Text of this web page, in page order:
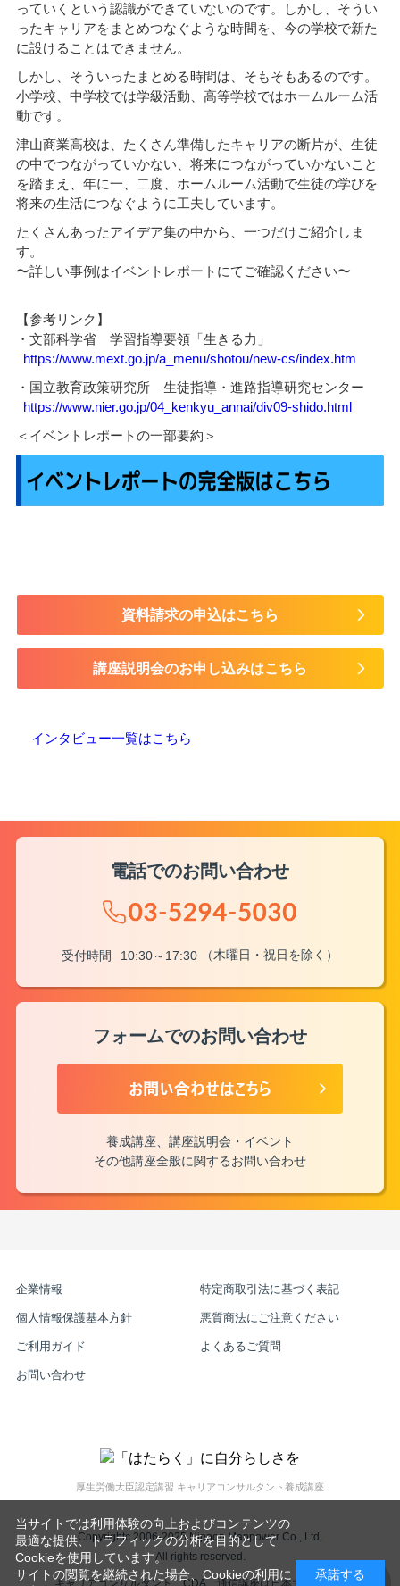
っていくという認識ができていないのです。しかし、そうい
ったキャリアをまとめつなぐような時間を、今の学校で新た
に設けることはできません。
しかし、そういったまとめる時間は、そもそもあるのです。
小学校、中学校では学級活動、高等学校ではホームルーム活
動です。
津山商業高校は、たくさん準備したキャリアの断片が、生徒
の中でつながっていかない、将来につながっていかないこと
を踏まえ、年に一、二度、ホームルーム活動で生徒の学びを
将来の生活につなぐように工夫しています。
たくさんあったアイデア集の中から、一つだけご紹介しま
す。
〜詳しい事例はイベントレポートにてご確認ください〜
【参考リンク】
・文部科学省 学習指導要領「生きる力」
https://www.mext.go.jp/a_menu/shotou/new-cs/index.htm
・国立教育政策研究所 生徒指導・進路指導研究センター
https://www.nier.go.jp/04_kenkyu_annai/div09-shido.html
＜イベントレポートの一部要約＞
資料請求の申込はこちら
講座説明会のお申し込みはこちら
インタビュー一覧はこちら
電話でのお問い合わせ
受付時間 10:30～17:30 （木曜日・祝日を除く）
フォームでのお問い合わせ
養成講座、講座説明会・イベント
その他講座全般に関するお問い合わせ
厚生労働大臣認定講習 キャリアコンサルタント養成講座
企業情報 特定商取引法に基づく表記
個人情報保護基本方針 悪質商法にご注意ください
ご利用ガイド よくあるご質問
お問い合わせ
Copyrightc 2006-2025 Nippon Manpower Co., Ltd.
All rights reserved.
キャリアコンサルタント、CDA、通信講座は日本マンパワー
当サイトでは利用体験の向上およびコンテンツの
最適な提供、トラフィックの分析を目的として
Cookieを使用しています。
サイトの閲覧を継続された場合、Cookieの利用に
承諾する